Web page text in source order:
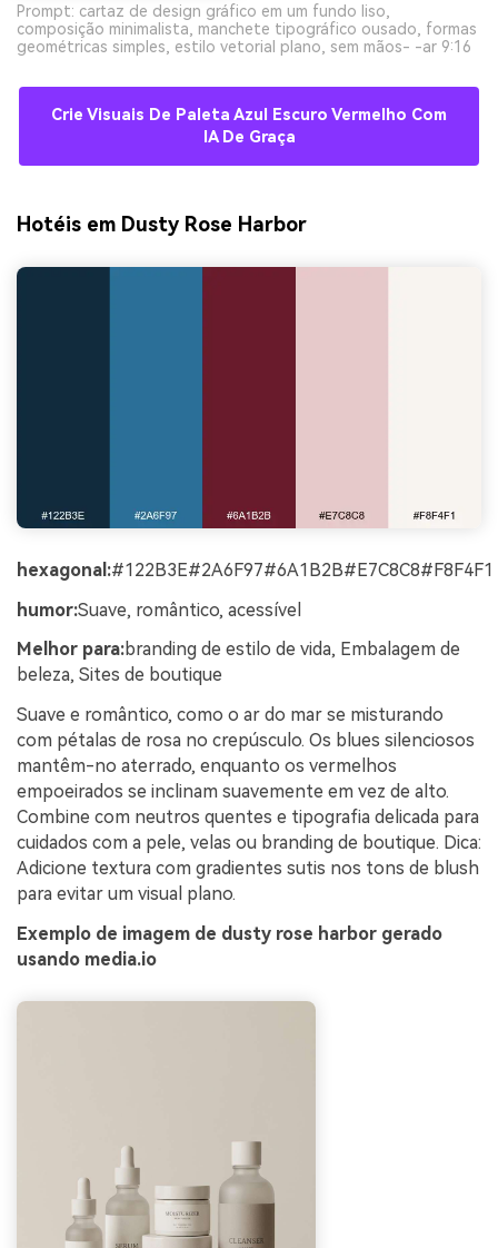
Prompt: cartaz de design gráfico em um fundo liso,
composição minimalista, manchete tipográfico ousado, formas
geométricas simples, estilo vetorial plano, sem mãos- -ar 9:16
Crie Visuais De Paleta Azul Escuro Vermelho Com
IA De Graça
Hotéis em Dusty Rose Harbor
hexagonal:#122B3E#2A6F97#6A1B2B#E7C8C8#F8F4F1
humor:Suave, romântico, acessível
Melhor para:branding de estilo de vida, Embalagem de
beleza, Sites de boutique
Suave e romântico, como o ar do mar se misturando
com pétalas de rosa no crepúsculo. Os blues silenciosos
mantêm-no aterrado, enquanto os vermelhos
empoeirados se inclinam suavemente em vez de alto.
Combine com neutros quentes e tipografia delicada para
cuidados com a pele, velas ou branding de boutique. Dica:
Adicione textura com gradientes sutis nos tons de blush
para evitar um visual plano.
Exemplo de imagem de dusty rose harbor gerado
usando media.io